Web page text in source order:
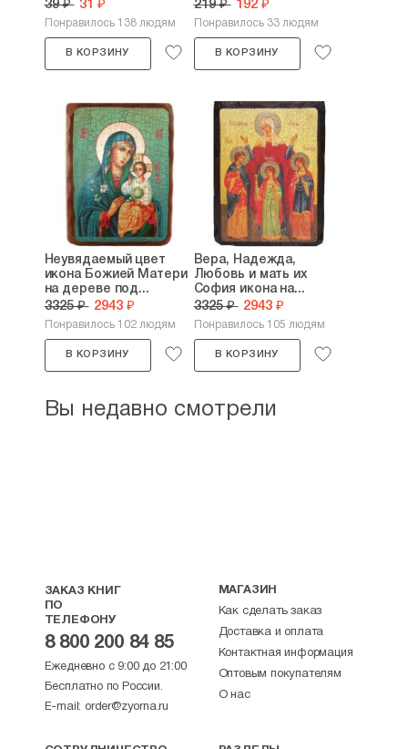
39 ₽ 31 ₽
Понравилось 138 людям
В КОРЗИНУ
219 ₽ 192 ₽
Понравилось 33 людям
В КОРЗИНУ
Неувядаемый цвет
икона Божией Матери
на дереве под...
3325 ₽ 2943 ₽
Понравилось 102 людям
В КОРЗИНУ
Вера, Надежда,
Любовь и мать их
София икона на...
3325 ₽ 2943 ₽
Понравилось 105 людям
В КОРЗИНУ
Вы недавно смотрели
ЗАКАЗ КНИГ
ПО
ТЕЛЕФОНУ
8 800 200 84 85
Ежедневно с 9:00 до 21:00
Бесплатно по России.
E-mail: order@zyorna.ru
МАГАЗИН
Как сделать заказ
Доставка и оплата
Контактная информация
Оптовым покупателям
О нас